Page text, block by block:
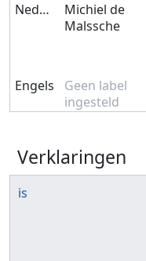
Nederlands
Michiel de
Malssche
Engels
Geen label
ingesteld
Verklaringen
is